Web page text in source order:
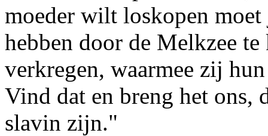
moeder wilt loskopen
hebben door de Melkzee
verkregen, waarmee zij
Vind dat en breng het ons,
slavin zijn."